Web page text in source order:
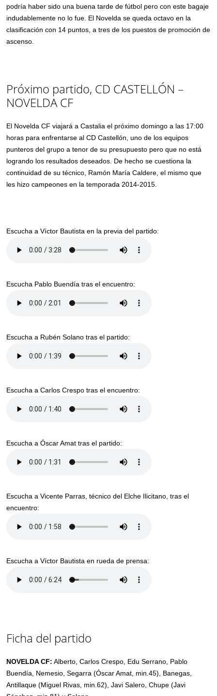
podría haber sido una buena tarde de fútbol pero con este bagaje
indudablemente no lo fue. El Novelda se queda octavo en la
clasificación con 14 puntos, a tres de los puestos de promoción de
ascenso.
Próximo partido, CD CASTELLÓN –
NOVELDA CF
El Novelda CF viajará a Castalia el próximo domingo a las 17:00
horas para enfrentarse al CD Castellón, uno de los equipos
punteros del grupo a tenor de su presupuesto pero que no está
logrando los resultados deseados. De hecho se cuestiona la
continuidad de su técnico, Ramón María Caldere, el mismo que
les hizo campeones en la temporada 2014-2015.
Escucha a Víctor Bautista en la previa del partido:
Escucha Pablo Buendía tras el encuentro:
Escucha a Rubén Solano tras el partido:
Escucha a Carlos Crespo tras el encuentro:
Escucha a Óscar Amat tras el partido:
Escucha a Vicente Parras, técnico del Elche Ilicitano, tras el
encuentro:
Escucha a Víctor Bautista en rueda de prensa:
Ficha del partido
NOVELDA CF: Alberto, Carlos Crespo, Edu Serrano, Pablo
Buendía, Nemesio, Segarra (Óscar Amat, min.45), Banegas,
Antillaque (Miguel Rivas, min.62), Javi Salero, Chupe (Javi